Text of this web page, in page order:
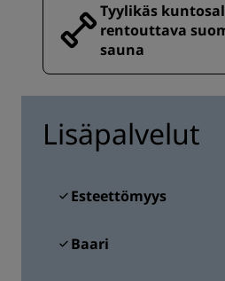
Tyylikäs
rentouttava
sauna
Lisäpalvelut
Esteettömyys
Baari